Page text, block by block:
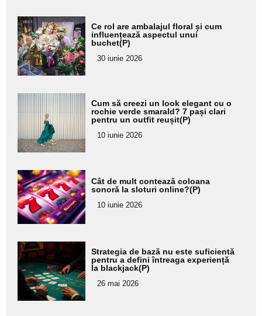
Adaugă
aici textul
pentru
subtitlu
Ce rol are ambalajul floral și cum
influențează aspectul unui
buchet(P)
30 iunie 2026
Adaugă
aici textul
pentru
subtitlu
Cum să creezi un look elegant cu o
rochie verde smarald? 7 pași clari
pentru un outfit reușit(P)
10 iunie 2026
Adaugă
aici textul
pentru
subtitlu
Cât de mult contează coloana
sonoră la sloturi online?(P)
10 iunie 2026
Adaugă
aici textul
pentru
subtitlu
Strategia de bază nu este suficientă
pentru a defini întreaga experiență
la blackjack(P)
26 mai 2026